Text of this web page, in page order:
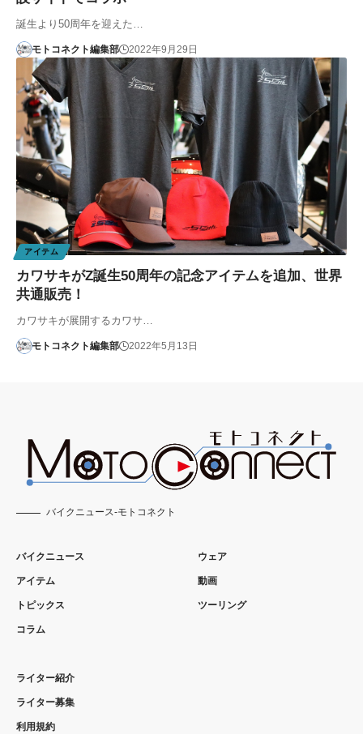
誕生より50周年を迎えた…
モトコネクト編集部 2022年9月29日
アイテム
カワサキがZ誕生50周年の記念アイテムを追加、世界
共通販売！
カワサキが展開するカワサ…
モトコネクト編集部 2022年5月13日
バイクニュース-モトコネクト
バイクニュース
アイテム
トピックス
コラム
ウェア
動画
ツーリング
ライター紹介
ライター募集
利用規約